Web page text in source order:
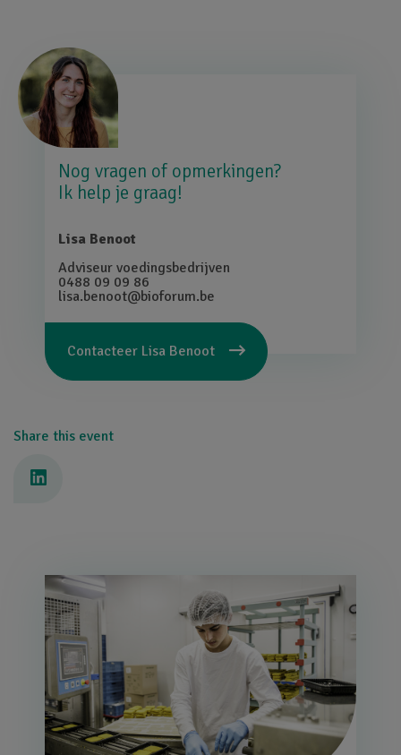
Afbeelding
Share this event
Afbeelding
Nog vragen of opmerkingen?
Ik help je graag!
Lisa Benoot
Adviseur voedingsbedrijven
0488 09 09 86
lisa.benoot@bioforum.be
Contacteer Lisa Benoot